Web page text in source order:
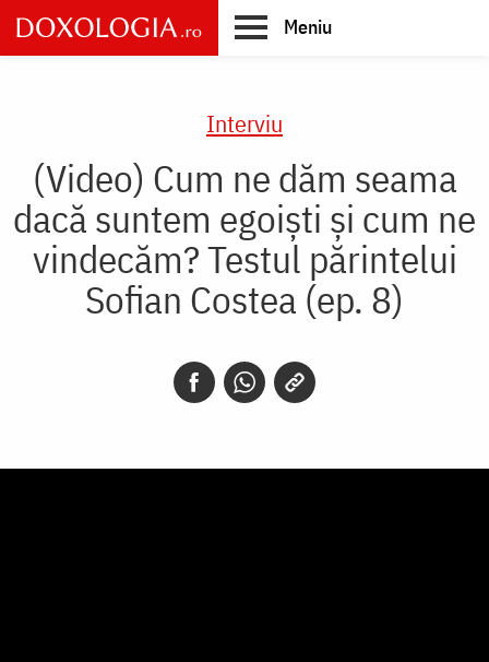
Skip
to
main
Meniu
Interviu
(Video) Cum ne dăm seama
dacă suntem egoiști și cum ne
vindecăm? Testul părintelui
Sofian Costea (ep. 8)